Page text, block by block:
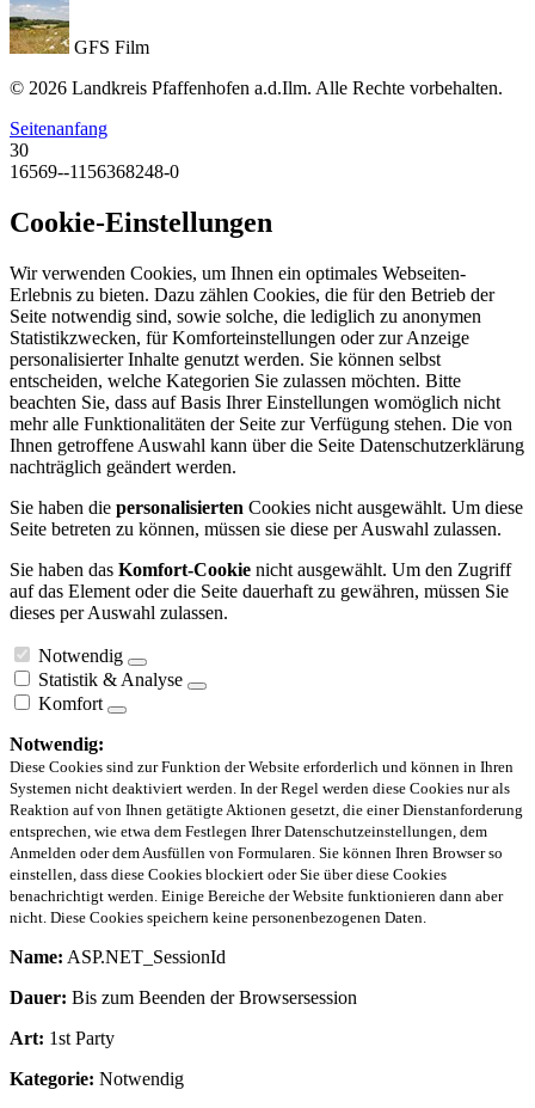
GFS Film
© 2026 Landkreis Pfaffenhofen a.d.Ilm. Alle Rechte vorbehalten.
Seitenanfang
30
16569--1156368248-0
Cookie-Einstellungen
Wir verwenden Cookies, um Ihnen ein optimales Webseiten-
Erlebnis zu bieten. Dazu zählen Cookies, die für den Betrieb der
Seite notwendig sind, sowie solche, die lediglich zu anonymen
Statistikzwecken, für Komforteinstellungen oder zur Anzeige
personalisierter Inhalte genutzt werden. Sie können selbst
entscheiden, welche Kategorien Sie zulassen möchten. Bitte
beachten Sie, dass auf Basis Ihrer Einstellungen womöglich nicht
mehr alle Funktionalitäten der Seite zur Verfügung stehen. Die von
Ihnen getroffene Auswahl kann über die Seite Datenschutzerklärung
nachträglich geändert werden.
Sie haben die personalisierten Cookies nicht ausgewählt. Um diese
Seite betreten zu können, müssen sie diese per Auswahl zulassen.
Sie haben das Komfort-Cookie nicht ausgewählt. Um den Zugriff
auf das Element oder die Seite dauerhaft zu gewähren, müssen Sie
dieses per Auswahl zulassen.
Notwendig
Statistik & Analyse
Komfort
Notwendig:
Diese Cookies sind zur Funktion der Website erforderlich und können in Ihren
Systemen nicht deaktiviert werden. In der Regel werden diese Cookies nur als
Reaktion auf von Ihnen getätigte Aktionen gesetzt, die einer Dienstanforderung
entsprechen, wie etwa dem Festlegen Ihrer Datenschutzeinstellungen, dem
Anmelden oder dem Ausfüllen von Formularen. Sie können Ihren Browser so
einstellen, dass diese Cookies blockiert oder Sie über diese Cookies
benachrichtigt werden. Einige Bereiche der Website funktionieren dann aber
nicht. Diese Cookies speichern keine personenbezogenen Daten.
Name: ASP.NET_SessionId
Dauer: Bis zum Beenden der Browsersession
Art: 1st Party
Kategorie: Notwendig